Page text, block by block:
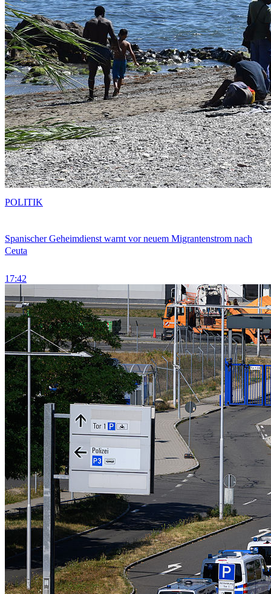
Spanischer Geheimdienst warnt vor neuem Migrantenstrom nach
Ceuta
17:42
POLITIK